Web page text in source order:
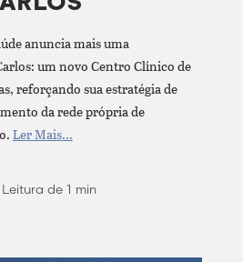
anuncia mais uma
um novo Centro Clínico de
reforçando sua estratégia de
da rede própria de
Ler Mais...
de 1 min